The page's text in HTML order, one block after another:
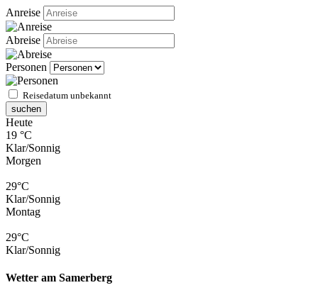
Anreise
Abreise
Personen
Reisedatum unbekannt
suchen
Heute
19 °C
Klar/Sonnig
Morgen
29°C
Klar/Sonnig
Montag
29°C
Klar/Sonnig
Wetter am Samerberg